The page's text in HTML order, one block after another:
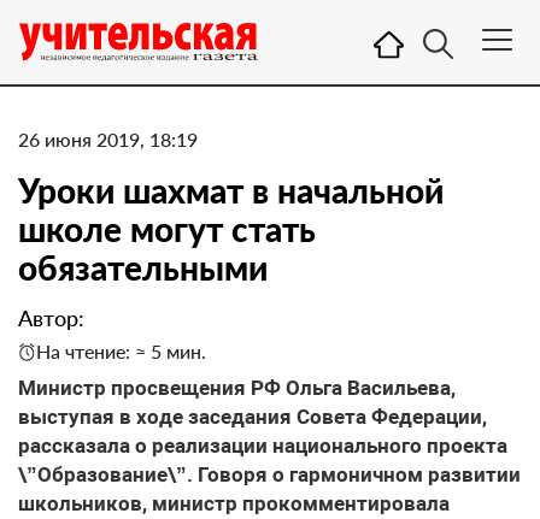
26 июня 2019, 18:19
Уроки шахмат в начальной
школе могут стать
обязательными
Автор:
На чтение: ≈ 5 мин.
Министр просвещения РФ Ольга Васильева,
выступая в ходе заседания Совета Федерации,
рассказала о реализации национального проекта
\”Образование\”. Говоря о гармоничном развитии
школьников, министр прокомментировала